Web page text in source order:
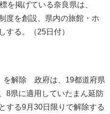
を掲げている奈良県は、
度を創設、県内の旅館・ホ
する。（25日付）
を解除 政府は、19都道府県
8県に適用していたまん延防
する9月30日限りで解除する